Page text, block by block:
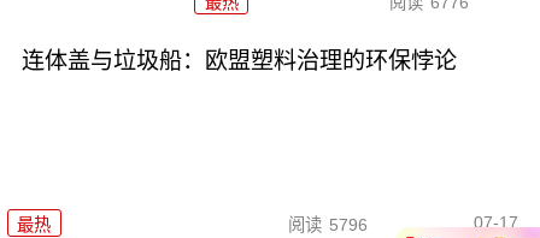
连体盖与垃圾船：欧盟塑料治理的环保悖论
最热 阅读 5796 07-17